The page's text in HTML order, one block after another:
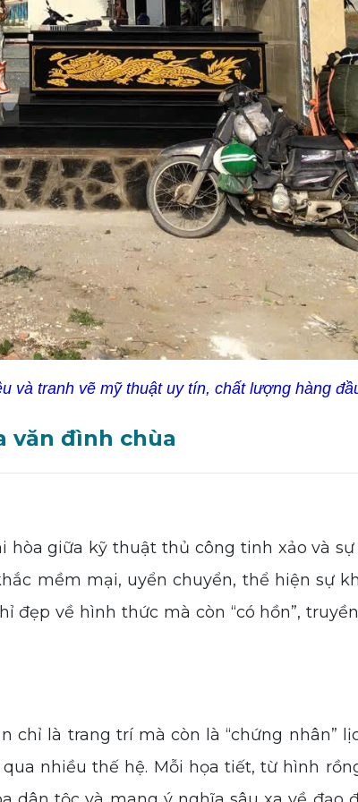
và tranh vẽ mỹ thuật uy tín, chất lượng hàng
văn đình chùa
giữa kỹ thuật thủ công tinh xảo và sự
mềm mại, uyển chuyển, thể hiện sự
đẹp về hình thức mà còn “có hồn”,
là trang trí mà còn là “chứng nhân”
nhiều thế hệ. Mỗi họa tiết, từ hình